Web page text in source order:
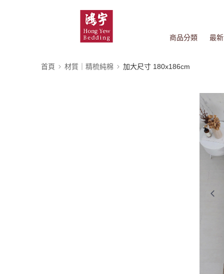
商品分類 最
首頁 材質｜精梳純棉 加大尺寸 180x186cm